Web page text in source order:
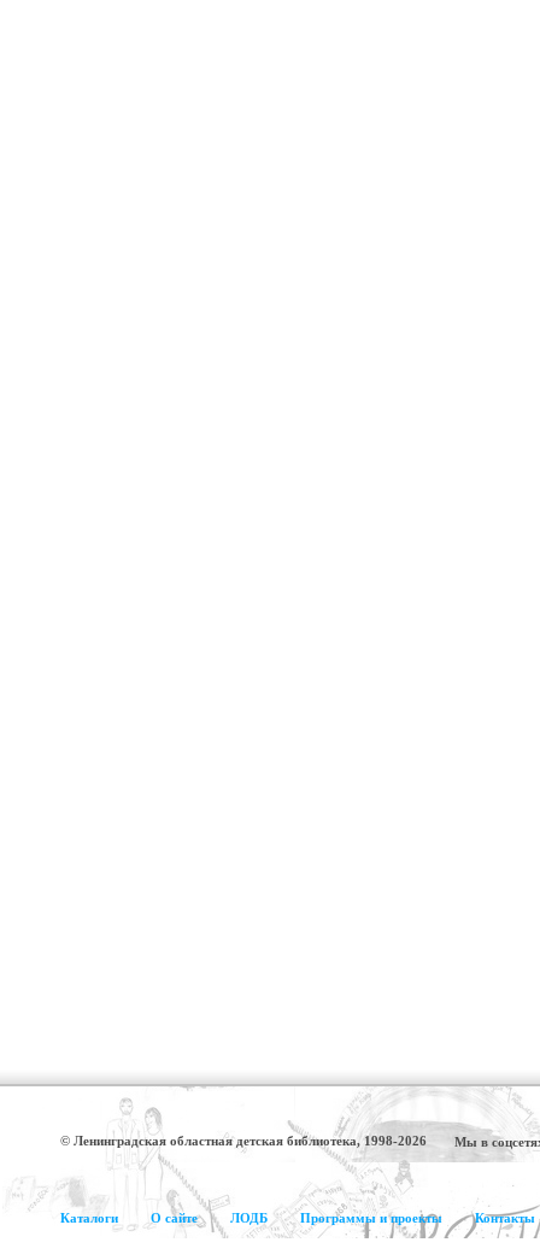
© Ленинградская областная детская библиотека, 1998-2026 Мы в
Каталоги О сайте ЛОДБ Программы и проекты Контакты